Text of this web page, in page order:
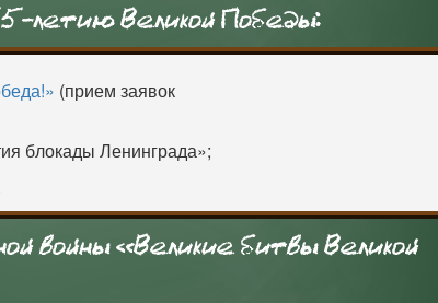
летию Великой Победы:
(прием заявок
блокады Ленинграда»;
войны «Великие битвы Великой